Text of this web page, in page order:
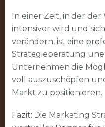
In einer Zeit, in der
intensiver wird und
verändern, ist eine
Strategieberatung
Unternehmen die
voll auszuschöpfen
Markt zu positionieren.
Fazit: Die Marketing